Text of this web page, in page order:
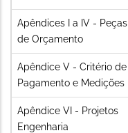
Apêndices I a IV - Peças
de Orçamento
Apêndice V - Critério de
Pagamento e Medições
Apêndice VI - Projetos
Engenharia